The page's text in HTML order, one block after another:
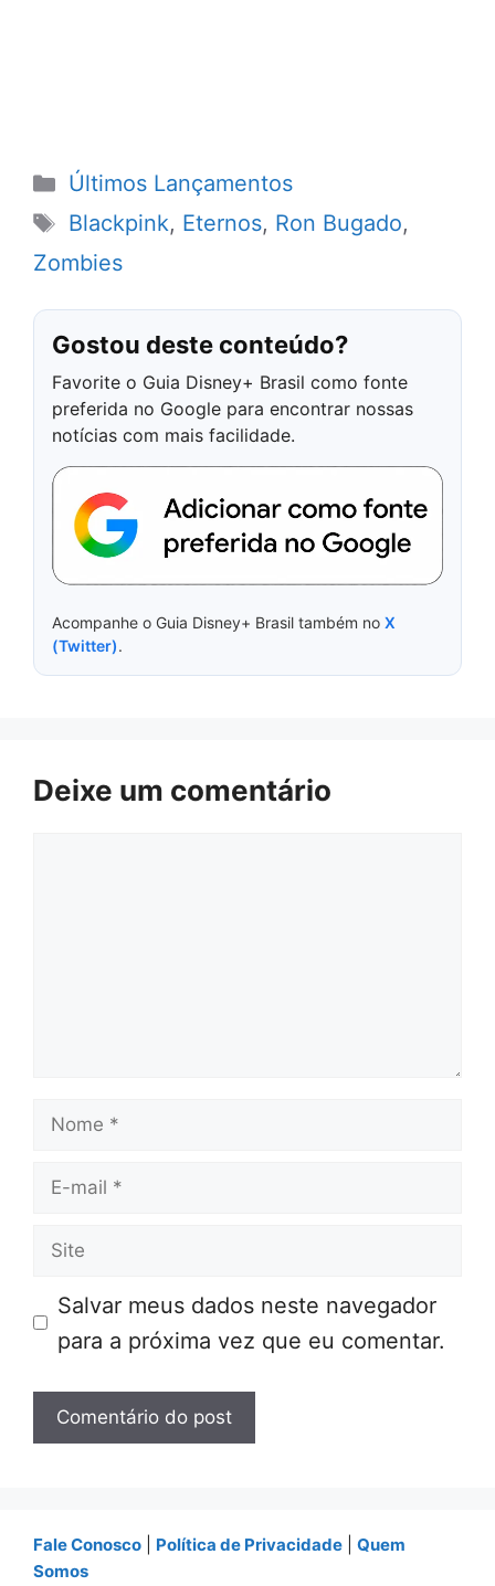
Categorias
Últimos Lançamentos
Tags
Blackpink, Eternos, Ron Bugado,
Zombies
Gostou deste conteúdo?
Favorite o Guia Disney+ Brasil como fonte
preferida no Google para encontrar nossas
notícias com mais facilidade.
Acompanhe o Guia Disney+ Brasil também no X
(Twitter).
Deixe um comentário
Nome
E-
Site
Salvar meus dados neste navegador
para a próxima vez que eu comentar.
Fale Conosco Política de Privacidade
Quem
Somos